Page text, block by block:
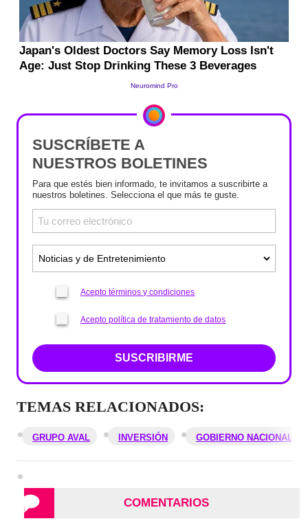
SUSCRÍBETE A
NUESTROS BOLETINES
Para que estés bien informado, te invitamos a suscribirte a
nuestros boletines. Selecciona el que más te guste.
Acepto términos y condiciones
Acepto política de tratamiento de datos
SUSCRIBIRME
TEMAS RELACIONADOS:
GRUPO AVAL INVERSIÓN GOBIERNO NACIONAL
COMENTARIOS